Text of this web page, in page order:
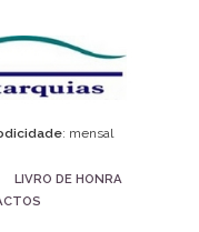
: mensal
LIVRO DE HONRA